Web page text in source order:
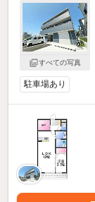
すべての写真
駐車場あり